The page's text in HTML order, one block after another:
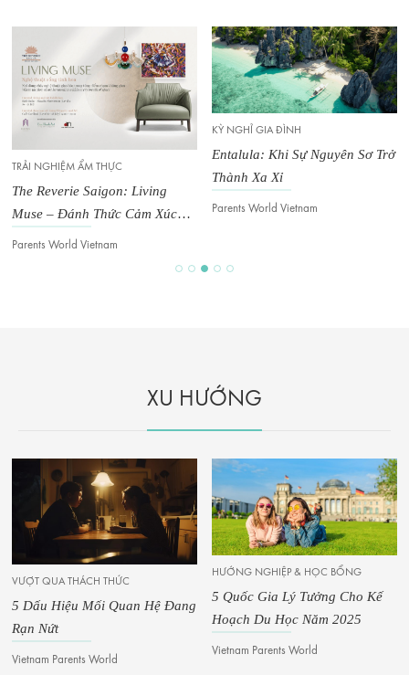
TRẢI NGHIỆM ẨM THỰC
The Reverie Saigon: Living
Muse – Đánh Thức Cảm Xúc
Trong Không Gian Đương Đại
Parents World Vietnam
KỲ NGHỈ GIA ĐÌNH
Entalula: Khi Sự Nguyên Sơ Trở
Thành Xa Xỉ
Parents World Vietnam
XU HƯỚNG
VƯỢT QUA THÁCH THỨC
5 Dấu Hiệu Mối Quan Hệ Đang
Rạn Nứt
Vietnam Parents World
HƯỚNG NGHIỆP & HỌC BỔNG
5 Quốc Gia Lý Tưởng Cho Kế
Hoạch Du Học Năm 2025
Vietnam Parents World